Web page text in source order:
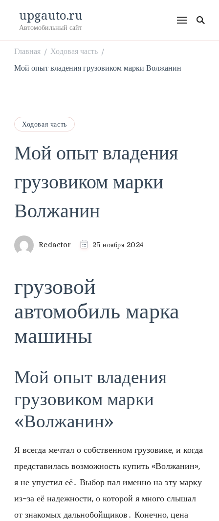
upgauto.ru
Автомобильный сайт
Главная / Ходовая часть /
Мой опыт владения грузовиком марки Волжанин
Ходовая часть
Мой опыт владения
грузовиком марки
Волжанин
Redactor 25 ноября 2024
грузовой
автомобиль марка
машины
Мой опыт владения
грузовиком марки
«Волжанин»
Я всегда мечтал о собственном грузовике, и когда
представилась возможность купить «Волжанин»,
я не упустил её․ Выбор пал именно на эту марку
из-за её надежности, о которой я много слышал
от знакомых дальнобойщиков․ Конечно, цена